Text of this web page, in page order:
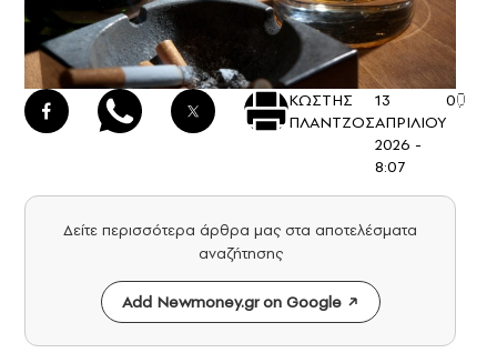
ΚΩΣΤΗΣ
ΠΛΑΝΤΖΟΣ
13
ΑΠΡΙΛΙΟΥ
2026 -
8:07
0
Δείτε περισσότερα άρθρα μας στα αποτελέσματα
αναζήτησης
Add Newmoney.gr on Google